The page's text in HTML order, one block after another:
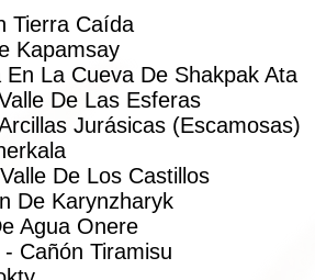
y nacionales
días de llegada y
y los conductores
(Bajo solicitud)
(Bajo solicitud)